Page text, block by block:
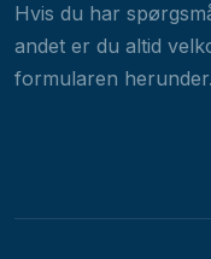
Hvis du har
andet er du altid
formularen